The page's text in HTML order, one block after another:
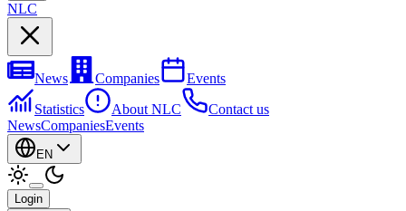
NLC
News Companies
Events
Statistics
About NLC
Contact us
NewsCompaniesEvents
EN
Login